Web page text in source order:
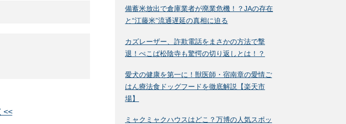
<<
備蓄米放出で倉庫業者が廃業危機！？JAの存在
と“江藤米”流通遅延の真相に迫る
カズレーザー、詐欺電話をまさかの方法で撃
退！ぺこぱ松陰寺も驚愕の切り返しとは！？
愛犬の健康を第一に！獣医師・宿南章の愛情ご
はん療法食ドッグフードを徹底解説【楽天市
場】
ミャクミャクハウスはどこ？万博の人気スポッ